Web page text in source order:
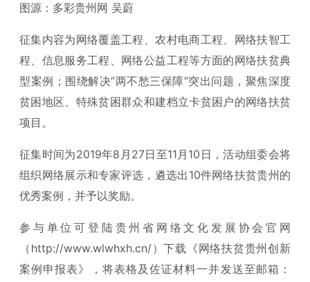
图源：多彩贵州网 吴蔚
征集内容为网络覆盖工程、农村电商工程、网络扶智工
程、信息服务工程、网络公益工程等方面的网络扶贫典
型案例；围绕解决“两不愁三保障”突出问题，聚焦深度
贫困地区、特殊贫困群众和建档立卡贫困户的网络扶贫
项目。
征集时间为2019年8月27日至11月10日，活动组委会将
组织网络展示和专家评选，遴选出10件网络扶贫贵州的
优秀案例，并予以奖励。
参与单位可登陆贵州省网络文化发展协会官网
（http://www.wlwhxh.cn/）下载《网络扶贫贵州创新
案例申报表》，将表格及佐证材料一并发送至邮箱：